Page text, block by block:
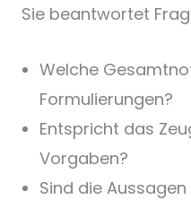
Sie beantwortet
Welche
Formulierungen?
Entspricht das
Vorgaben?
Sind die